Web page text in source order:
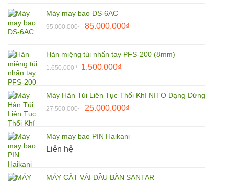
110.000.000₫.
Máy may bao DS-6AC
95.000.000₫ Giá
95.000.000₫.
85.000.000₫Giá
là:
Hàn miệng túi nhấn tay PFS-200 (8mm)
1.650.000₫
Giá
1.650.000₫.
1.500.000₫Giá
là:
1.500.000₫.
Máy Hàn Túi Liên Tục Thổi Khí NITO Dạng Đứng
27.500.000₫
Giá
27.500.000₫.
25.000.000₫Giá
là:
Máy may bao PIN Haikani
Liên hệ
MÁY CẮT VẢI ĐẦU BÀN SANTAR